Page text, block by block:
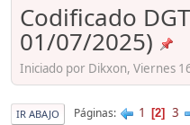
Codificado
01/07/2025)
Iniciado por Dikxon, Viernes
IR ABAJO Páginas 1 2 3